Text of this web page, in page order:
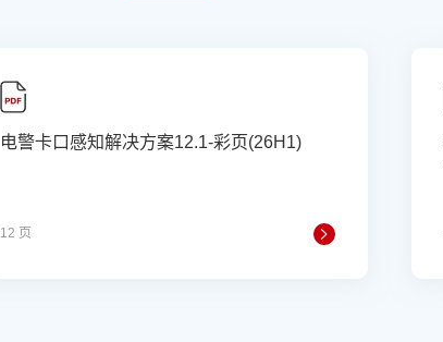
电警卡口感知解决方案12.1-彩页(26H1)
12 页